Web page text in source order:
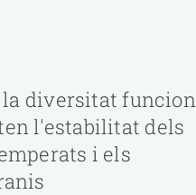
la diversitat
l'estabilitat dels
i els